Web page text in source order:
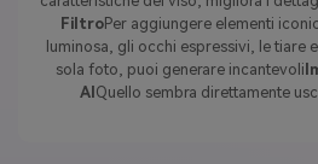
FiltroPer aggiungere elementi
luminosa, gli occhi espressivi, le tiare
sola foto, puoi generare incantevoli
AI Quello sembra direttamente